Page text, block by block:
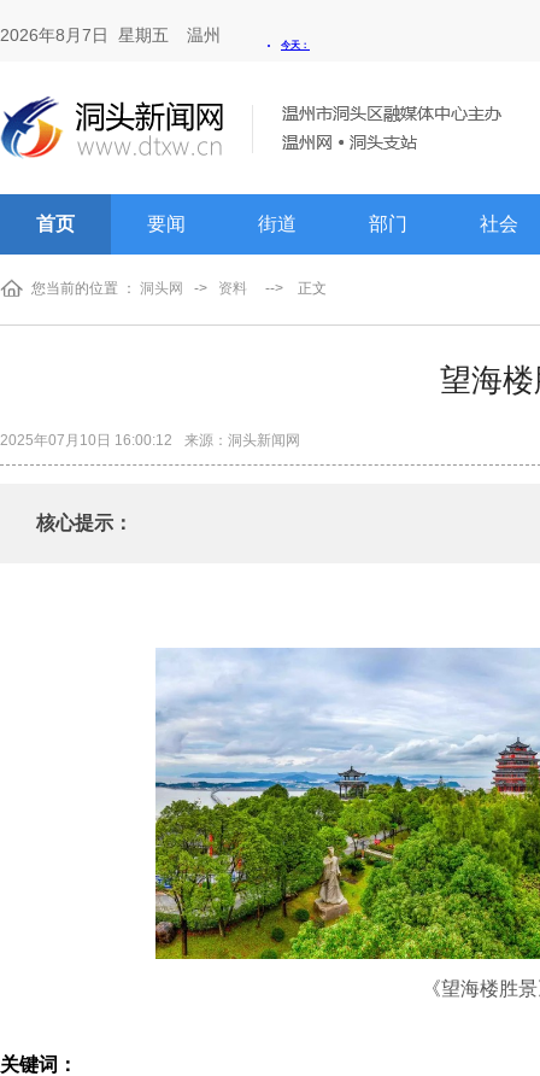
2026年8月7日 星期五 温州
首页 要闻 街道 部门 社会
您当前的位置 ： 洞头网 -> 资料 --> 正文
望海
2025年07月10日 16:00:12 来源：洞头新闻网
核心提示：
《望海楼胜
关键词：